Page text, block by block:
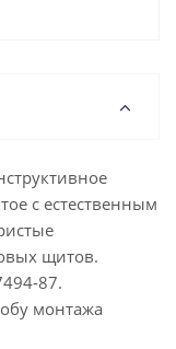
с естественным
щитов.
87.
монтажа